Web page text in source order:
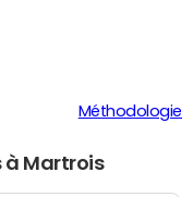
Méthodologie
à Martrois